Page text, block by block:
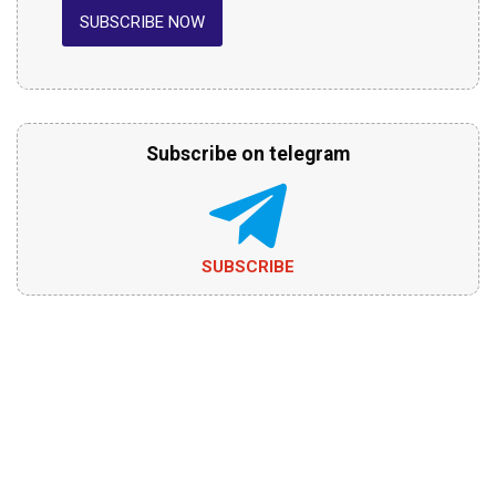
SUBSCRIBE NOW
Subscribe on telegram
SUBSCRIBE